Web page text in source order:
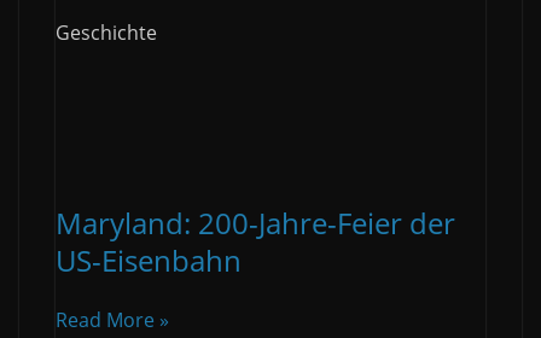
Geschichte
Maryland: 200-Jahre-Feier der
US-Eisenbahn
Read More »